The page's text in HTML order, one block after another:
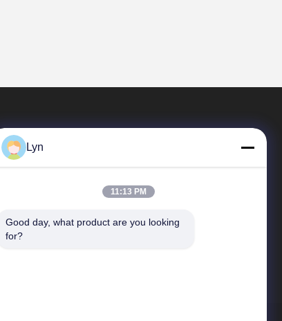
빠른 링크
Lyn
11:13 PM
Good day, what product are you looking
for?